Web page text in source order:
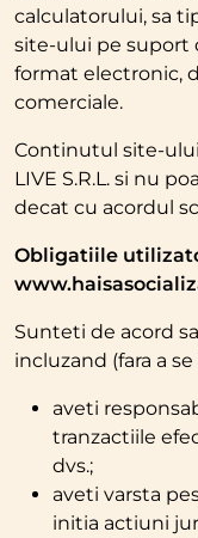
calculatorului, sa
site-ului pe suport
format electronic,
comerciale.
Continutul site-ului
LIVE S.R.L. si nu
decat cu acordul
Obligatiile
Sunteti de acord
incluzand (fara a
aveti
tranzactiile
dvs.;
aveti varsta
initia actiuni